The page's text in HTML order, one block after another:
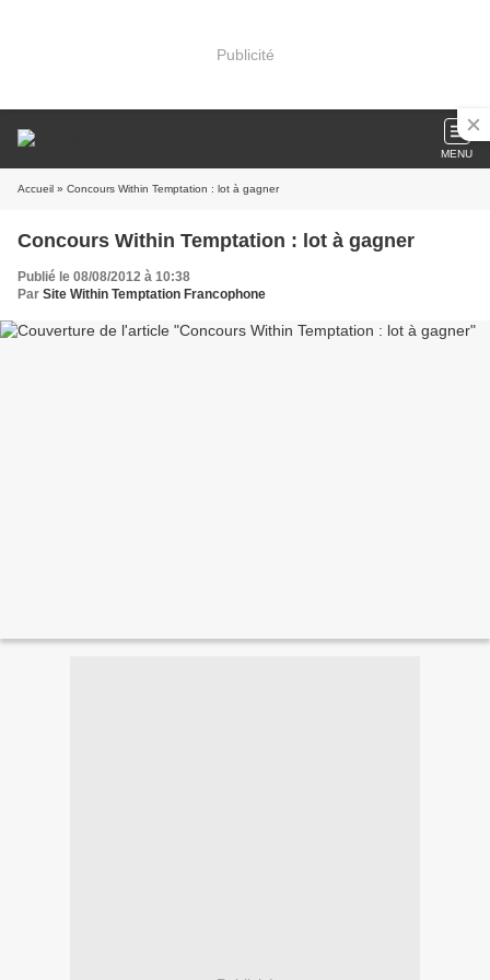
Publicité
MENU
Accueil » Concours Within Temptation : lot à gagner
Concours Within Temptation : lot à gagner
Publié le 08/08/2012 à 10:38
Par Site Within Temptation Francophone